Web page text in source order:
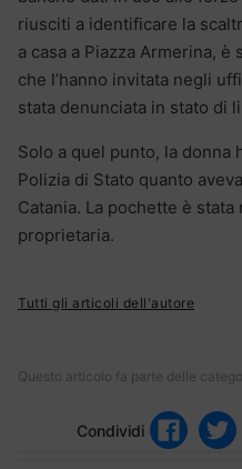
riusciti a identificare la
a casa a Piazza Armerina,
che l’hanno invitata negli
stata denunciata in stato di
Solo a quel punto, la donna
Polizia di Stato quanto
Catania. La pochette è
proprietaria.
Tutti gli articoli dell'autore
Questo articolo fa parte delle
Condividi